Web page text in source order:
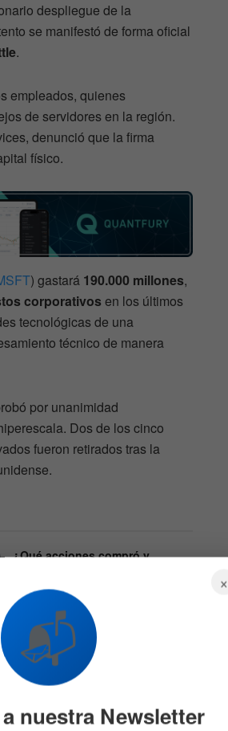
despliegue de la
se manifestó de forma oficial
.
empleados, quienes
de servidores en la región.
denunció que la firma
físico.
) gastará 190.000 millones,
corporativos en los últimos
tecnológicas de una
técnico de manera
por unanimidad
Dos de los cinco
fueron retirados tras la
¿Qué acciones compró y
últimamente? Hay una gran
sorpresa
6 DE AGOSTO DE 2026
×
📬
nuestra Newsletter